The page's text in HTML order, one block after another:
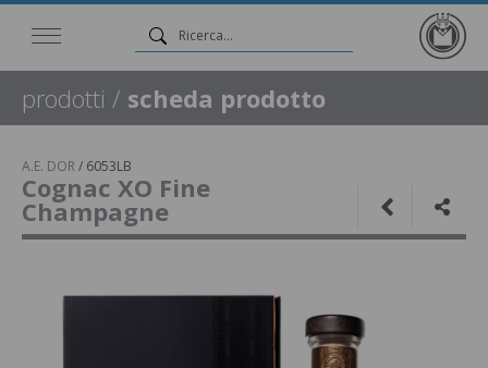
prodotti / scheda prodotto
A.E. DOR / 6053LB
Cognac XO Fine
Champagne